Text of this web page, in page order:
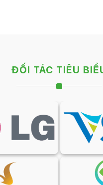
ĐỐI TÁC TIÊU